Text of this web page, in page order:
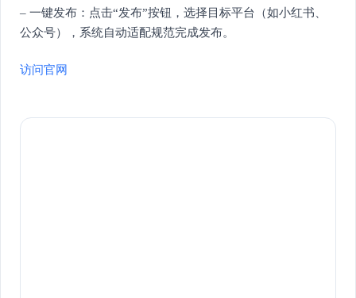
– 一键发布：点击“发布”按钮，选择目标平台（如小红书、
公众号），系统自动适配规范完成发布。
访问官网